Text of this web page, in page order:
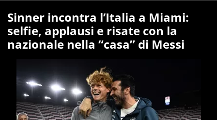
Sinner incontra l’Italia a Miami:
selfie, applausi e risate con la
nazionale nella “casa” di Messi